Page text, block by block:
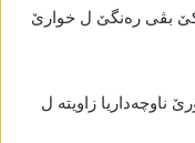
بڤی رەنگێ ل خوارێ
دەمژمێر 11:30 ل سنۆرێ ناوچەداریا زاویتە ل